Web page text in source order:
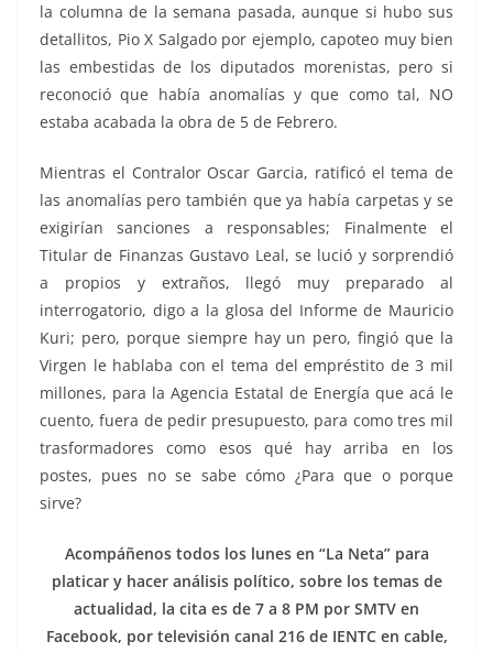
la columna de la semana pasada, aunque si hubo sus
detallitos, Pio X Salgado por ejemplo, capoteo muy bien
las embestidas de los diputados morenistas, pero si
reconoció que había anomalías y que como tal, NO
estaba acabada la obra de 5 de Febrero.
Mientras el Contralor Oscar Garcia, ratificó el tema de
las anomalías pero también que ya había carpetas y se
exigirían sanciones a responsables; Finalmente el
Titular de Finanzas Gustavo Leal, se lució y sorprendió
a propios y extraños, llegó muy preparado al
interrogatorio, digo a la glosa del Informe de Mauricio
Kuri; pero, porque siempre hay un pero, fingió que la
Virgen le hablaba con el tema del empréstito de 3 mil
millones, para la Agencia Estatal de Energía que acá le
cuento, fuera de pedir presupuesto, para como tres mil
trasformadores como esos qué hay arriba en los
postes, pues no se sabe cómo ¿Para que o porque
sirve?
Acompáñenos todos los lunes en “La Neta” para
platicar y hacer análisis político, sobre los temas de
actualidad, la cita es de 7 a 8 PM por SMTV en
Facebook, por televisión canal 216 de IENTC en cable,